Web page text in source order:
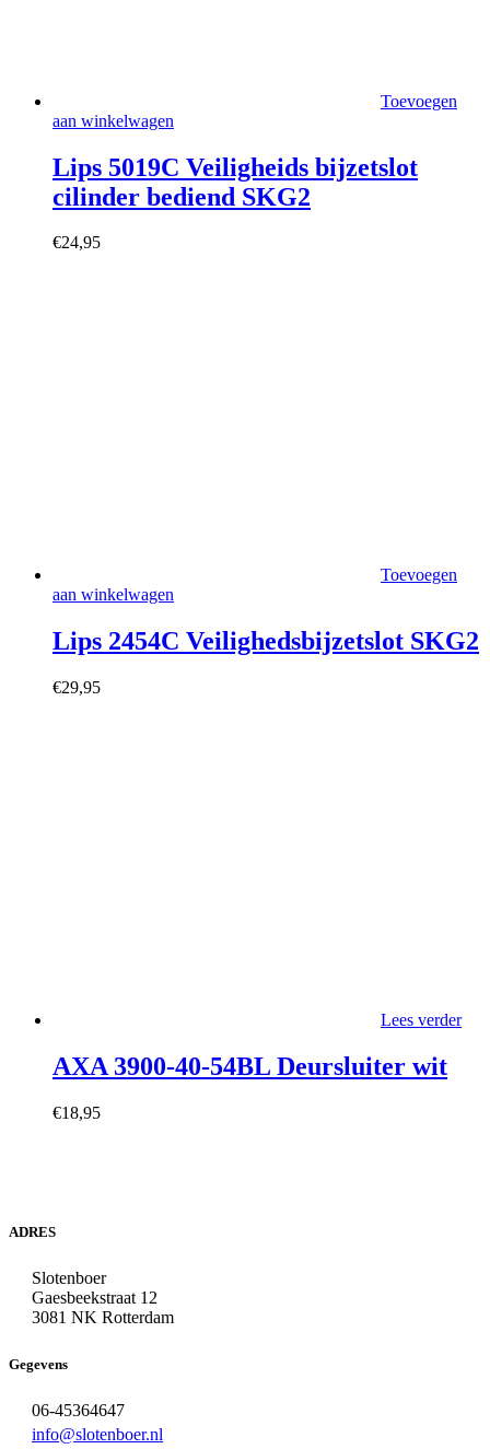
Toevoegen
aan winkelwagen
Lips 5019C Veiligheids bijzetslot
cilinder bediend SKG2
€24,95
Toevoegen
aan winkelwagen
Lips 2454C Veilighedsbijzetslot SKG2
€29,95
Lees verder
AXA 3900-40-54BL Deursluiter wit
€18,95
ADRES
Slotenboer
Gaesbeekstraat 12
3081 NK Rotterdam
Gegevens
06-45364647
info@slotenboer.nl